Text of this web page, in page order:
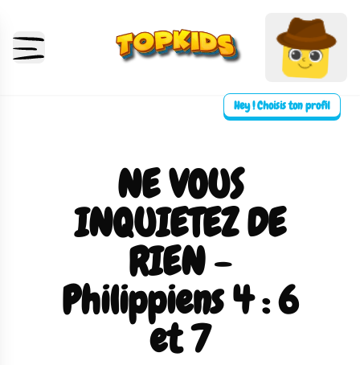
Hey ! Choisis ton profil
NE VOUS
INQUIETEZ DE
RIEN -
Philippiens 4 : 6
et 7